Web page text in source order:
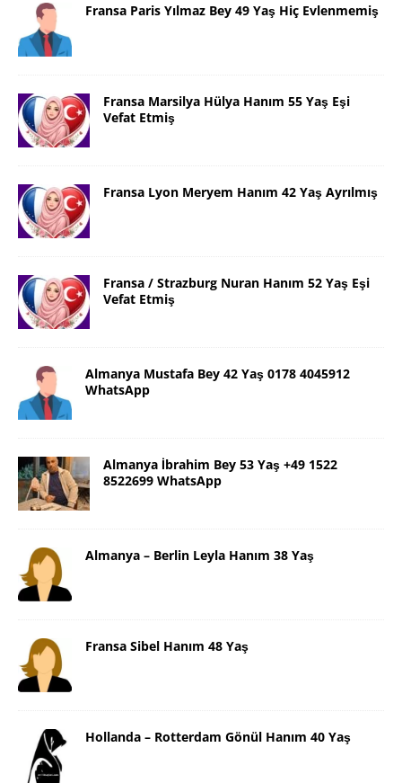
Fransa Paris Yılmaz Bey 49 Yaş Hiç Evlenmemiş
Fransa Marsilya Hülya Hanım 55 Yaş Eşi
Vefat Etmiş
Fransa Lyon Meryem Hanım 42 Yaş Ayrılmış
Fransa / Strazburg Nuran Hanım 52 Yaş Eşi
Vefat Etmiş
Almanya Mustafa Bey 42 Yaş 0178 4045912
WhatsApp
Almanya İbrahim Bey 53 Yaş +49 1522
8522699 WhatsApp
Almanya – Berlin Leyla Hanım 38 Yaş
Fransa Sibel Hanım 48 Yaş
Hollanda – Rotterdam Gönül Hanım 40 Yaş